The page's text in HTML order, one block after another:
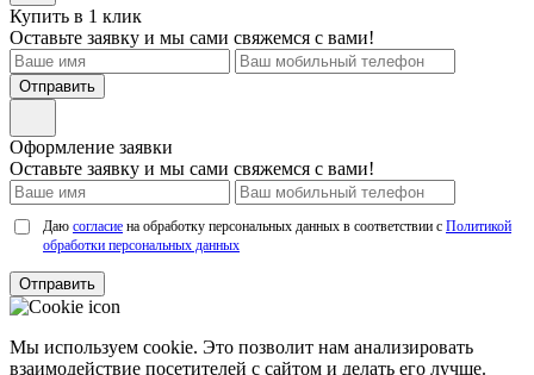
Купить в 1 клик
Оставьте заявку и мы сами свяжемся с вами!
Отправить
Оформление заявки
Оставьте заявку и мы сами свяжемся с вами!
Даю согласие на обработку персональных данных в соответствии с Политикой
обработки персональных данных
Отправить
Мы используем cookie. Это позволит нам анализировать
взаимодействие посетителей с сайтом и делать его лучше.